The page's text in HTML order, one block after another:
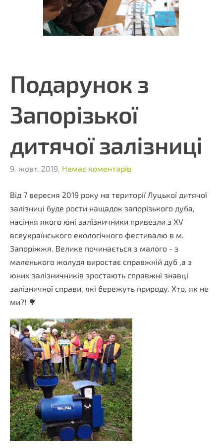
Подарунок з
Запорізької
дитячої залізниці
9. жовт. 2019, Немає коментарів
Від 7 вересня 2019 року на території Луцької дитячої
залізниці буде рости нащадок запорізького дуба,
насіння якого юні залізничники привезли з XV
всеукраїнського екологічного фестивалю в м.
Запоріжжя. Велике починається з малого - з
маленького жолудя виростає справжній дуб ,а з
юних залізничників зростають справжні знавці
залізничної справи, які бережуть природу. Хто, як не
ми?! 🌳